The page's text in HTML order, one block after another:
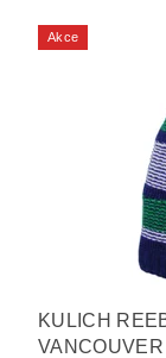
Akce
KULICH